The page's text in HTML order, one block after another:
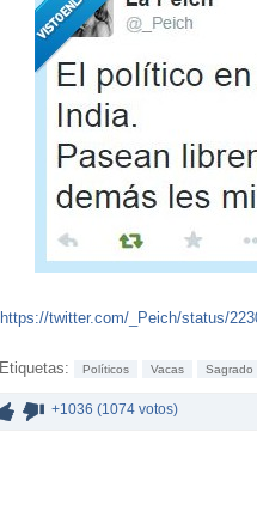
https://twitter.com/_Peich/status/
Etiquetas: Políticos Vacas Sagrado
+1036 (1074 votos)